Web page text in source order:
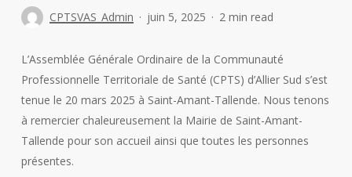
CPTSVAS_Admin juin 5, 2025 2 min read
L’Assemblée Générale Ordinaire de la Communauté
Professionnelle Territoriale de Santé (CPTS) d’Allier Sud s’est
tenue le 20 mars 2025 à Saint-Amant-Tallende. Nous tenons
à remercier chaleureusement la Mairie de Saint-Amant-
Tallende pour son accueil ainsi que toutes les personnes
présentes.